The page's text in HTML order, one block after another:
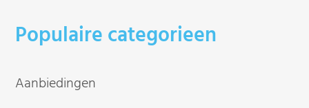
Populaire categorieen
Aanbiedingen